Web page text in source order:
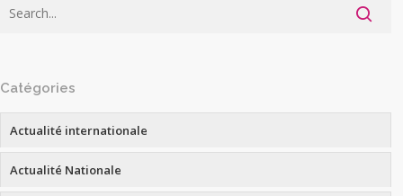
Catégories
Actualité internationale
Actualité Nationale